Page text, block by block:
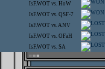
IsF.WOT vs. HoW
IsF.WOT vs. QSF-7
IsF.WOT vs.ANV
IsF.WOT vs. OFaH
IsF.WOT vs. SA